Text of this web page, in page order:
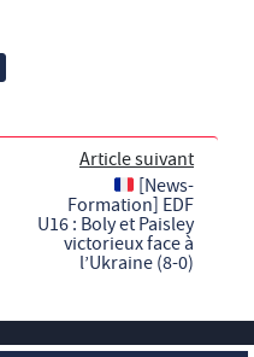
Article suivant
[News-
Formation] EDF
U16 : Boly et Paisley
victorieux face à
l’Ukraine (8-0)